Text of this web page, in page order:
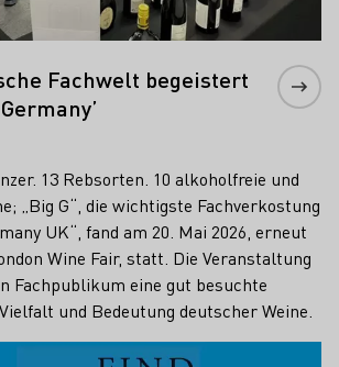
Fachwelt begeistert
13 Rebsorten. 10 alkoholfreie und
„Big G“, die wichtigste Fachverkostung
UK“, fand am 20. Mai 2026, erneut
Wine Fair, statt. Die Veranstaltung
Fachpublikum eine gut besuchte
und Bedeutung deutscher Weine.